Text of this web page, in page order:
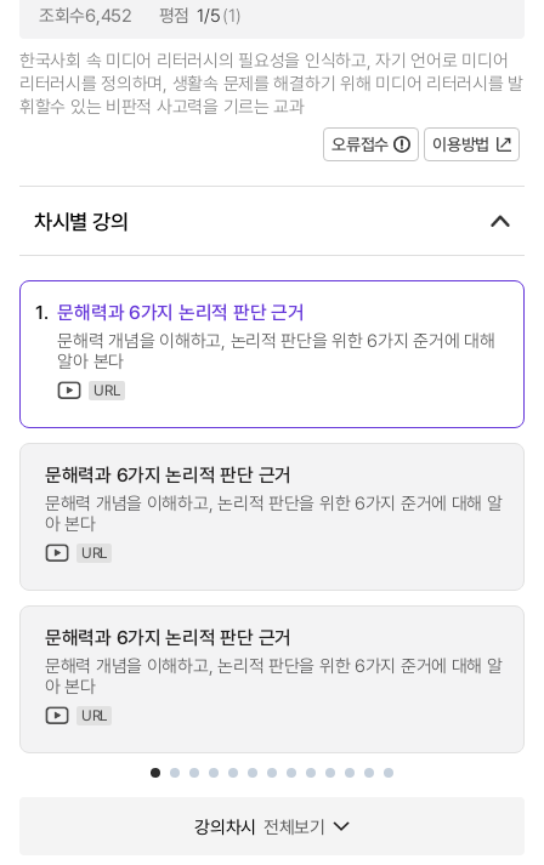
조회수6,452 평점 1/5(1)
한국사회 속 미디어 리터러시의 필요성을 인식하고, 자기 언어로 미디어
리터러시를 정의하며, 생활속 문제를 해결하기 위해 미디어 리터러시를 발
휘할수 있는 비판적 사고력을 기르는 교과
오류접수
이용방법
차시별 강의
1. 문해력과 6가지 논리적 판단 근거
문해력 개념을 이해하고, 논리적 판단을 위한 6가지 준거에 대해
알아 본다
URL
문해력과 6가지 논리적 판단 근거
문해력 개념을 이해하고, 논리적 판단을 위한 6가지 준거에 대해 알
아 본다
URL
문해력과 6가지 논리적 판단 근거
문해력 개념을 이해하고, 논리적 판단을 위한 6가지 준거에 대해 알
아 본다
URL
강의차시 전체보기